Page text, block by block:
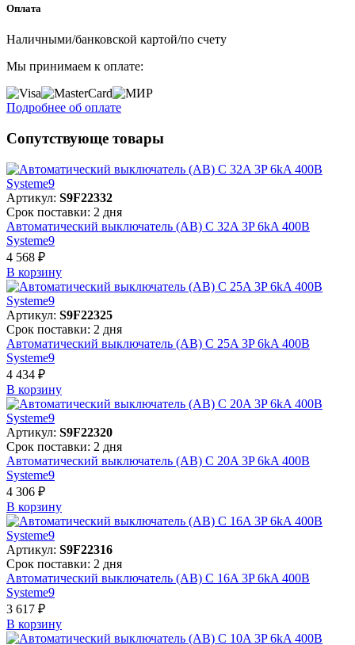
Оплата
Наличными/банковской картой/по счету
Мы принимаем к оплате:
Подробнее об оплате
Сопутствующе товары
Артикул: S9F22332
Срок поставки: 2 дня
Автоматический выключатель (АВ) C 32A 3P 6kA 400В
Systeme9
4 568 ₽
В корзинy
Артикул: S9F22325
Срок поставки: 2 дня
Автоматический выключатель (АВ) C 25A 3P 6kA 400В
Systeme9
4 434 ₽
В корзинy
Артикул: S9F22320
Срок поставки: 2 дня
Автоматический выключатель (АВ) C 20A 3P 6kA 400В
Systeme9
4 306 ₽
В корзинy
Артикул: S9F22316
Срок поставки: 2 дня
Автоматический выключатель (АВ) C 16A 3P 6kA 400В
Systeme9
3 617 ₽
В корзинy